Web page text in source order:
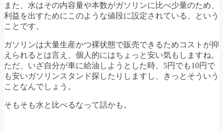
また、水はその内容量や本数がガソリンに比べ少量のため、
利益を出すためにこのような値段に設定されている、という
ことです。
ガソリンは大量生産かつ裸状態で販売できるためコストが抑
えられるとは言え、個人的にはちょっと安い気もしますね。
ただ、いざ自分が車に給油しようとした時、5円でも10円で
も安いガソリンスタンド探したりしますし、きっとそういう
ことなんでしょう。
そもそも水と比べるなって話かも。